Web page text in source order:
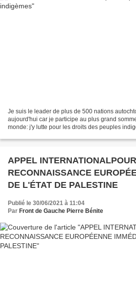
Je suis le leader de plus de 500 nations
aujourd'hui car je participe au plus grand
monde: j'y lutte pour les droits des peuples
APPEL
RECONNAISSANCE
DE L'ÉTAT DE PALESTINE
Publié le 30/06/2021 à 11:04
Par Front de Gauche Pierre Bénite